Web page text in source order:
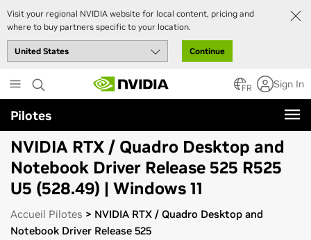
Visit your regional NVIDIA website for local content, pricing and
where to buy partners specific to your location.
Continue
to
main
content
FR Sign In
Pilotes
NVIDIA RTX / Quadro Desktop and
Notebook Driver Release 525 R525
U5 (528.49) | Windows 11
Accueil Pilotes > NVIDIA RTX / Quadro Desktop and
Notebook Driver Release 525